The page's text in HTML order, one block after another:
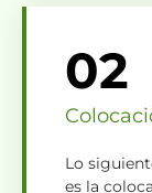
02
Lo
es la